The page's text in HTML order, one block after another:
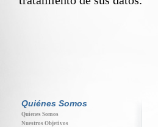
Quiénes Somos
Quienes Somos
Nuestros Objetivos